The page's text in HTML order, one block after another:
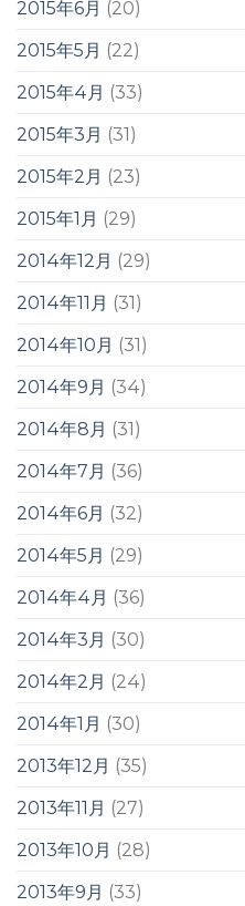
2015年6月 (20)
2015年5月 (22)
2015年4月 (33)
2015年3月 (31)
2015年2月 (23)
2015年1月 (29)
2014年12月 (29)
2014年11月 (31)
2014年10月 (31)
2014年9月 (34)
2014年8月 (31)
2014年7月 (36)
2014年6月 (32)
2014年5月 (29)
2014年4月 (36)
2014年3月 (30)
2014年2月 (24)
2014年1月 (30)
2013年12月 (35)
2013年11月 (27)
2013年10月 (28)
2013年9月 (33)